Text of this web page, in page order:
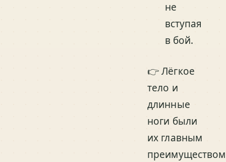
не
вступая
в бой.
👉 Лёгкое
тело и
длинные
ноги были
их главным